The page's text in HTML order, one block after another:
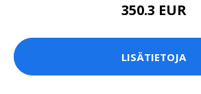
350.3 EUR
LISÄTIETOJA